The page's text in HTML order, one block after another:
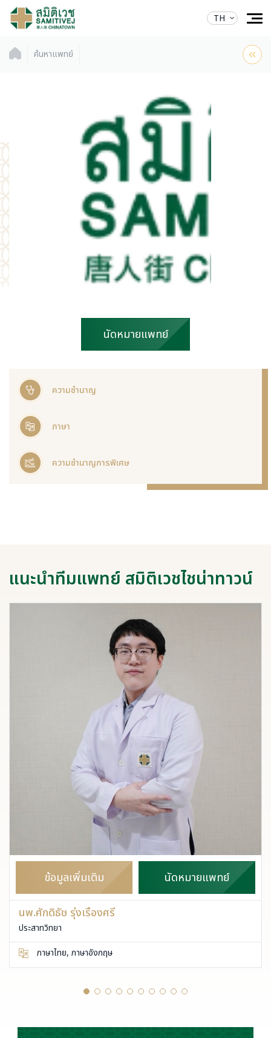
TH
ค้นหาแพทย์
นัดหมายแพทย์
ความชำนาญ
ภาษา
ความชำนาญการพิเศษ
แนะนำทีมแพทย์ สมิติเวชไชน่าทาวน์
ข้อมูลเพิ่มเติม นัดหมายแพทย์
นพ.ศักดิธัช รุ่งเรืองศรี
ประสาทวิทยา
ภาษาไทย, ภาษาอังกฤษ